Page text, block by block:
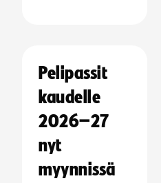
Pelipassit
kaudelle
2026–27
nyt
myynnissä